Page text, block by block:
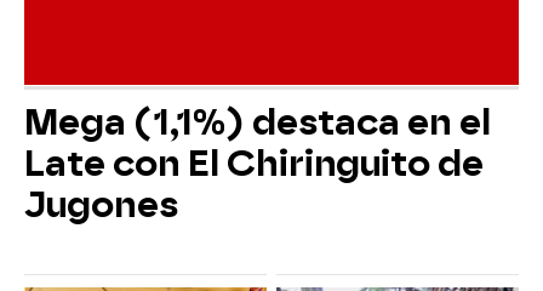
Mega (1,1%) destaca en el
Late con El Chiringuito de
Jugones